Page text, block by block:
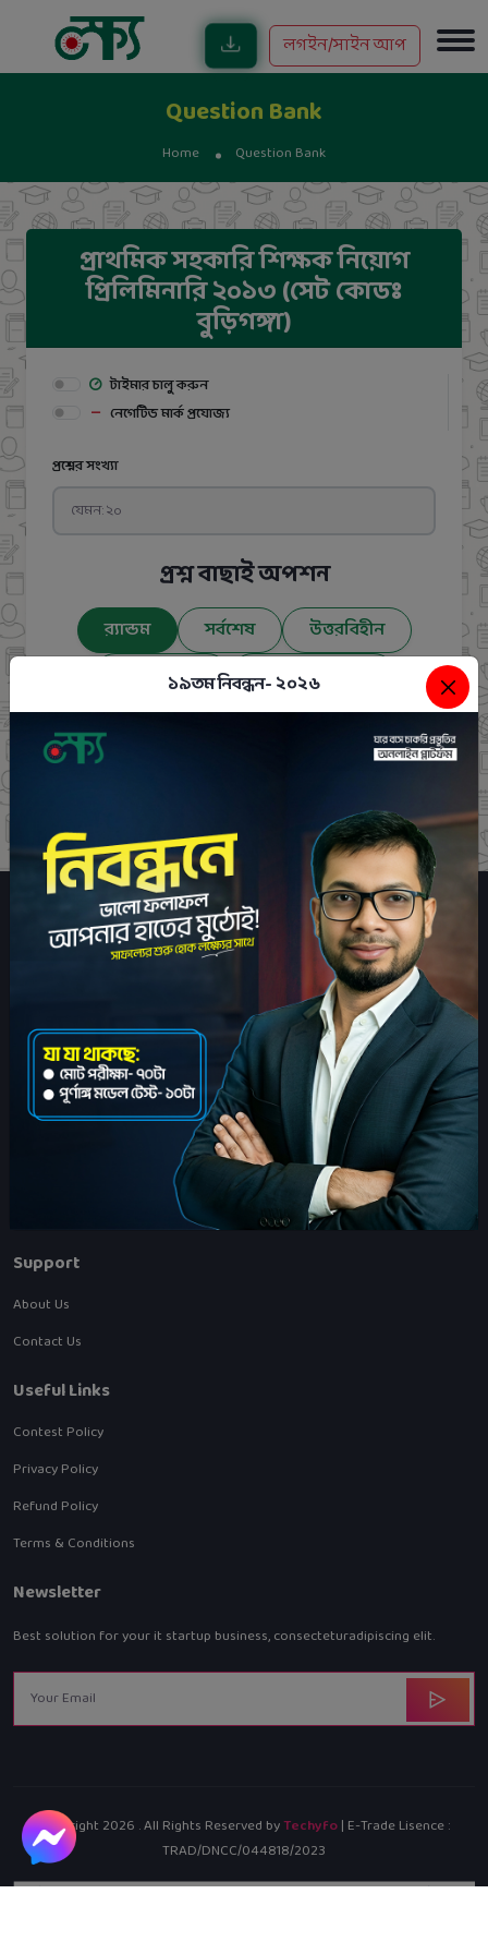
লগইন/সাইন আপ
Question Bank
Home Question Bank
প্রাথমিক সহকারি শিক্ষক নিয়োগ
প্রিলিমিনারি ২০১৩ (সেট কোডঃ
বুড়িগঙ্গা)
টাইমার চালু করুন
নেগেটিভ মার্ক প্রযোজ্য
প্রশ্নের সংখ্যা
প্রশ্ন বাছাই অপশন
র‍্যান্ডম সর্বশেষ
উত্তরবিহীন
উত্তর দেওয়া
ভুল উত্তর দেওয়া
সঠিক উত্তর দেওয়া
প্রশ্ন পড়ুন
Plot:3, Road:1, Rupayan Lotifa Samsuddin Sqaure, Mirpur 1, Dhaka..
Support
About Us
Contact Us
Useful Links
Contest Policy
Privacy Policy
Refund Policy
Terms & Conditions
Newsletter
Best solution for your it startup business, consecteturadipiscing elit.
Copyright 2026 . All Rights Reserved byTechyfo| E-Trade Lisence :
TRAD/DNCC/044818/2023
১৯তম নিবন্ধন- ২০২৬